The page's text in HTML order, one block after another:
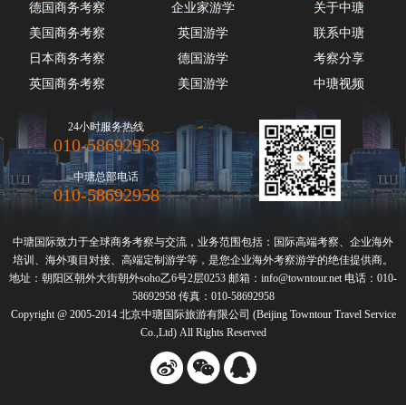
德国商务考察
美国商务考察
日本商务考察
英国商务考察
企业家游学
英国游学
德国游学
美国游学
关于中瑭
联系中瑭
考察分享
中瑭视频
24小时服务热线
010-58692958
中瑭总部电话
010-58692958
中瑭国际致力于全球商务考察与交流，业务范围包括：国际高端考察、 企业海外
培训 、海外项目对接、高端定制游学等，是您企业海外考察游学的绝佳提供商。
地址：朝阳区朝外大街朝外soho乙6号2层0253 邮箱：info@towntour.net 电话：010-
58692958 传真：010-58692958
Copyright @ 2005-2014 北京中瑭国际旅游有限公司 (Beijing Towntour Travel Service
Co.,Ltd) All Rights Reserved